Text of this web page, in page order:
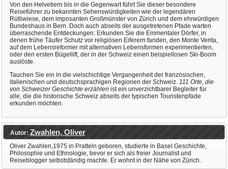
Von den Helvetiern bis in die Gegenwart führt Sie dieser besondere
Reiseführer zu bekannten Sehenswürdigkeiten wie der legendären
Rütliwiese, dem imposanten Großmünster von Zürich und dem ehrwürdigen
Bundeshaus in Bern. Doch auch abseits der ausgetretenen Pfade warten
überraschende Entdeckungen: Erkunden Sie die Emmentaler Dörfer, in
denen frühe Täufer Schutz vor religiösen Eiferern fanden, den Monte Verita,
auf dem Lebensreformer mit alternativen Lebensformen experimentierten,
oder den ersten Bügellift, der in der Schweiz einen beispiellosen Ski-Boom
auslöste.
Tauchen Sie ein in die vielschichtige Vergangenheit der französischen,
italienischen und deutschsprachigen Regionen der Schweiz. 111 Orte, die
von Schweizer Geschichte erzählen ist ein unverzichtbarer Begleiter für
alle, die die historische Schweiz abseits der typischen Touristenpfade
erkunden möchten.
Autor: Zwahlen, Oliver
Oliver Zwahlen,1975 in Pratteln geboren, studierte in Basel Geschichte,
Philosophie und Ethnologie, bevor er sich als freier Journalist und
Reiseblogger selbstständig machte. Er wohnt in der Nähe von Zürich.